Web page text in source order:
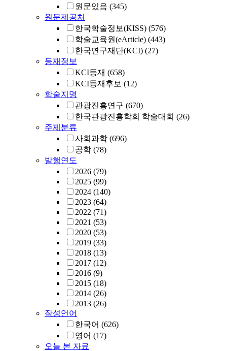
원문있음 (345)
원문제공처
한국학술정보(KISS) (576)
학술교육원(eArticle) (443)
한국연구재단(KCI) (27)
등재정보
KCI등재 (658)
KCI등재후보 (12)
학술지명
관광진흥연구 (670)
한국관광진흥학회 학술대회 (26)
주제분류
사회과학 (696)
공학 (78)
발행연도
2026 (79)
2025 (99)
2024 (140)
2023 (64)
2022 (71)
2021 (53)
2020 (53)
2019 (33)
2018 (13)
2017 (12)
2016 (9)
2015 (18)
2014 (26)
2013 (26)
작성언어
한국어 (626)
영어 (17)
오늘 본 자료